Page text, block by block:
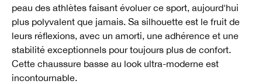
peau des athlètes faisant évoluer ce sport, aujourd'hui
plus polyvalent que jamais. Sa silhouette est le fruit de
leurs réflexions, avec un amorti, une adhérence et une
stabilité exceptionnels pour toujours plus de confort.
Cette chaussure basse au look ultra-moderne est
incontournable.